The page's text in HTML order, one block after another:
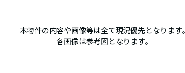
本物件の内容や画像等は全て現況優先となります。
各画像は参考図となります。